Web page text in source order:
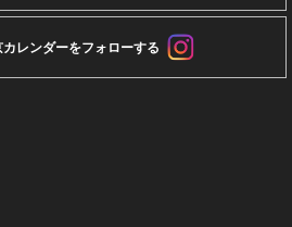
レンダーをフォローする